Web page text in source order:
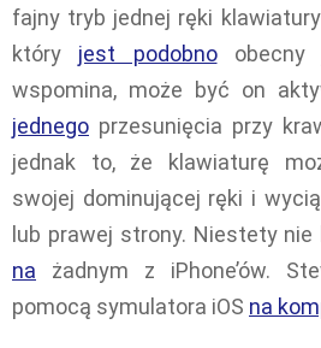
fajny tryb jednej ręki
który jest podobnoobecny
wspomina, może być on
jednego przesunięcia przy
jednak to, że klawiaturę
swojej dominującej ręki i
lub prawej strony. Niestety nie
na żadnym z iPhone’ów.
pomocą symulatora iOS na